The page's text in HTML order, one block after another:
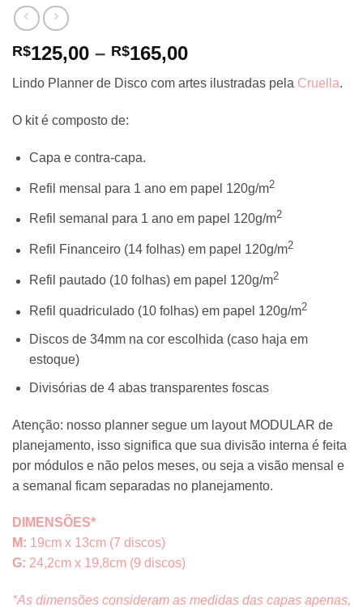
R$125,00 – R$165,00Price
R$125,00
Lindo Planner de Disco com artes ilustradas pela Cruella.
O kit é composto de:
Capa e contra-capa.
Refil mensal para 1 ano em papel 120g/m2
Refil semanal para 1 ano em papel 120g/m2
Refil Financeiro (14 folhas) em papel 120g/m2
Refil pautado (10 folhas) em papel 120g/m2
Refil quadriculado (10 folhas) em papel 120g/m2
Discos de 34mm na cor escolhida (caso haja em
estoque)
Divisórias de 4 abas transparentes foscas
Atenção: nosso planner segue um layout MODULAR de
planejamento, isso significa que sua divisão interna é feita
por módulos e não pelos meses, ou seja a visão mensal e
a semanal ficam separadas no planejamento.
DIMENSÕES*
M: 19cm x 13cm (7 discos)
G: 24,2cm x 19,8cm (9 discos)
*As dimensões consideram as medidas das capas apenas,